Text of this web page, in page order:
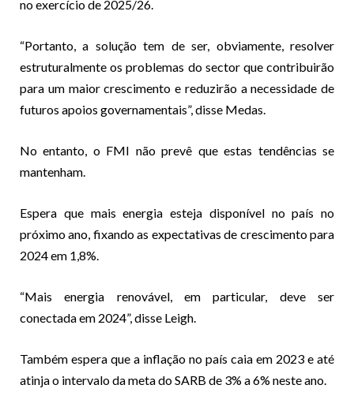
no exercício de 2025/26.
“Portanto, a solução tem de ser, obviamente, resolver
estruturalmente os problemas do sector que contribuirão
para um maior crescimento e reduzirão a necessidade de
futuros apoios governamentais”, disse Medas.
No entanto, o FMI não prevê que estas tendências se
mantenham.
Espera que mais energia esteja disponível no país no
próximo ano, fixando as expectativas de crescimento para
2024 em 1,8%.
“Mais energia renovável, em particular, deve ser
conectada em 2024”, disse Leigh.
Também espera que a inflação no país caia em 2023 e até
atinja o intervalo da meta do SARB de 3% a 6% neste ano.